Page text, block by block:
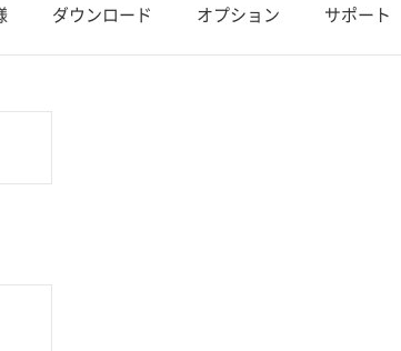
ダウンロード オプション サポート